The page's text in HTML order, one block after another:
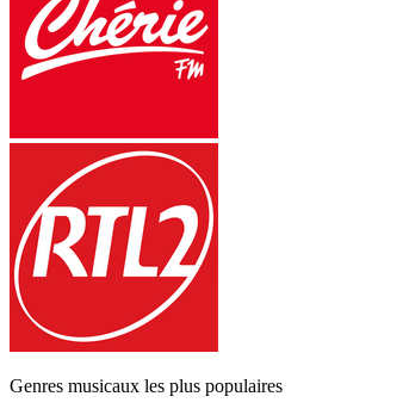
Genres musicaux les plus populaires